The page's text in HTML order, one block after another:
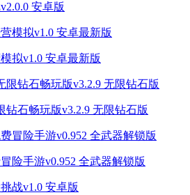
安卓版
拟v1.0 安卓最新版
钻石畅玩版v3.2.9 无限钻石版
险手游v0.952 全武器解锁版